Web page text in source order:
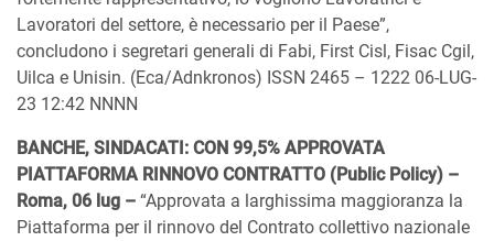
Lavoratori del settore, è necessario per il Paese”,
concludono i segretari generali di Fabi, First Cisl, Fisac Cgil,
Uilca e Unisin. (Eca/Adnkronos) ISSN 2465 – 1222 06-LUG-
23 12:42 NNNN
BANCHE, SINDACATI: CON 99,5% APPROVATA
PIATTAFORMA RINNOVO CONTRATTO (Public Policy) –
Roma, 06 lug – “Approvata a larghissima maggioranza la
Piattaforma per il rinnovo del Contrato collettivo nazionale